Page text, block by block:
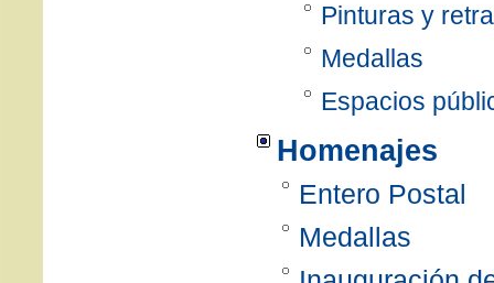
Pinturas y
Medallas
Espacios
Homenajes
Entero Postal
Medallas